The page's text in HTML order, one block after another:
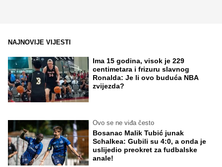
NAJNOVIJE VIJESTI
Ima 15 godina, visok je 229
centimetara i frizuru slavnog
Ronalda: Je li ovo buduća NBA
zvijezda?
Ovo se ne viđa često
Bosanac Malik Tubić junak
Schalkea: Gubili su 4:0, a onda je
uslijedio preokret za fudbalske
anale!